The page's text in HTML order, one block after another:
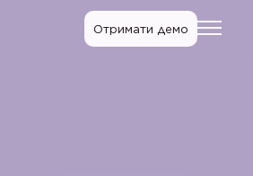
Отримати демо